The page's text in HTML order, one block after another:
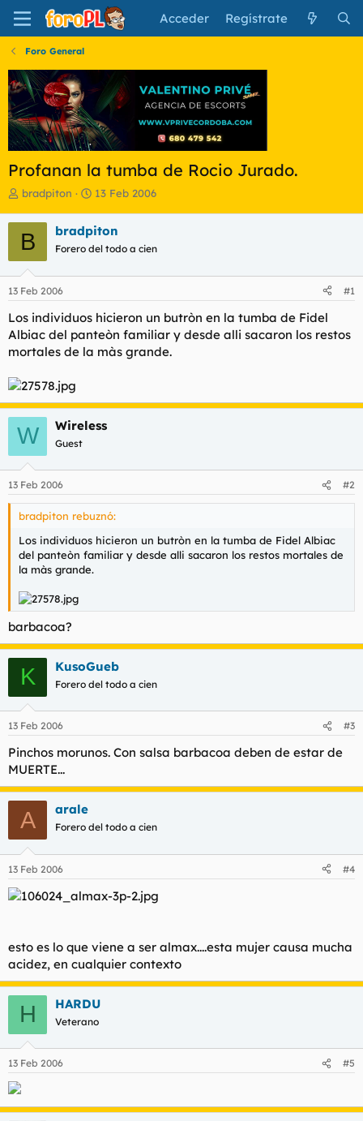
Acceder Regístrate
Foro General
Profanan la tumba de Rocio Jurado.
I
i
c
i
a
d
o
d
e
l
e
a
bradpiton
F
h
a
e
i
c
13 Feb 2006
B bradpiton
Forero del todo a cien
13 Feb 2006 #1
Los individuos hicieron un butròn en la tumba de Fidel
Albiac del panteòn familiar y desde alli sacaron los restos
mortales de la màs grande.
W Wireless
Guest
13 Feb 2006 #2
bradpiton rebuznó:
Los individuos hicieron un butròn en la tumba de Fidel Albiac
del panteòn familiar y desde alli sacaron los restos mortales de
la màs grande.
barbacoa?
K KusoGueb
Forero del todo a cien
13 Feb 2006 #3
Pinchos morunos. Con salsa barbacoa deben de estar de
MUERTE...
A arale
Forero del todo a cien
13 Feb 2006 #4
esto es lo que viene a ser almax....esta mujer causa mucha
acidez, en cualquier contexto
H HARDU
Veterano
13 Feb 2006 #5